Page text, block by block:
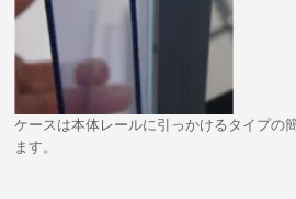
ケースは本体レールに引っかけるタイプの
ます。